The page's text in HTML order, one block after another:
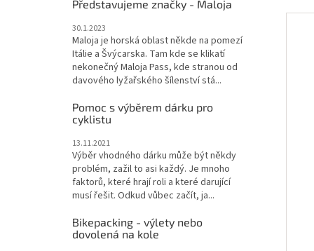
Představujeme značky - Maloja
30.1.2023
Maloja je horská oblast někde na pomezí
Itálie a Švýcarska. Tam kde se klikatí
nekonečný Maloja Pass, kde stranou od
davového lyžařského šílenství stá...
Pomoc s výběrem dárku pro
cyklistu
13.11.2021
Výběr vhodného dárku může být někdy
problém, zažil to asi každý. Je mnoho
faktorů, které hrají roli a které darující
musí řešit. Odkud vůbec začít, ja...
Bikepacking - výlety nebo
dovolená na kole